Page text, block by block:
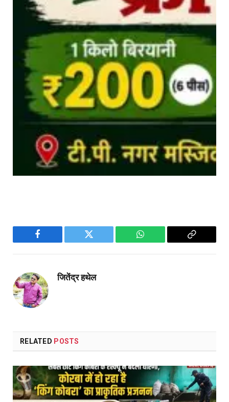
Facebook Twitter WhatsApp
Copy
जितेंद्र हथेल
RELATED POSTS